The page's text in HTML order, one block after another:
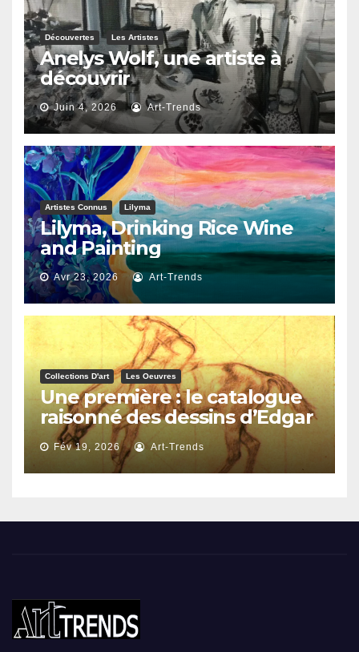
Découvertes Les Artistes
Anelys Wolf, une artiste à
découvrir
Juin 4, 2026 Art-Trends
Artistes Connus Lilyma
Lilyma, Drinking Rice Wine
and Painting
Avr 23, 2026 Art-Trends
Collections D'art Les Oeuvres
Une première : le catalogue
raisonné des dessins d’Edgar
Degas
Fév 19, 2026 Art-Trends